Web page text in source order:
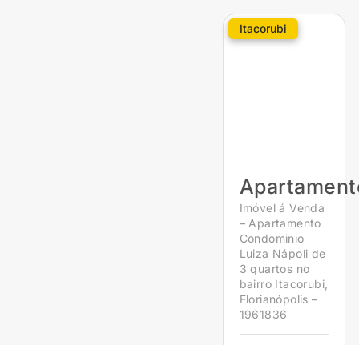
Itacorubi
Imóvel á Venda
– Apartamento
Condominio
Luiza Nápoli de
3 quartos no
bairro Itacorubi,
Florianópolis –
1961836